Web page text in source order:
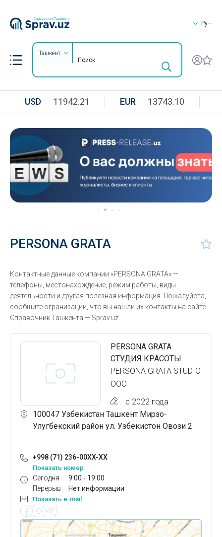
Ру
Ташкент
USD 11942.21 EUR 13743.10
PERSONA GRATA
Контактные данные компании «PERSONA GRATA» —
телефоны, местонахождение, режим работы, виды
деятельности и другая полезная информация. Пожалуйста,
сообщите огранизации, что вы нашли их контакты на сайте
Справочник Ташкента — Sprav.uz.
PERSONA GRATA
СТУДИЯ КРАСОТЫ
PERSONA GRATA STUDIO
ООО
с 2022 года
100047 Узбекистан Ташкент Мирзо-
Улугбекский район ул. Узбекистон Овози 2
+998 (71) 236-00XX-XX
Показать номер
Сегодня
Перерыв
9:00 - 19:00
Нет информации
Показать e-mail